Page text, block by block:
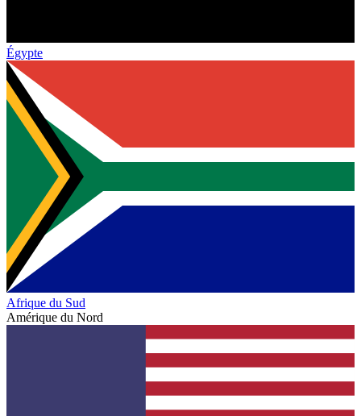
Égypte
Afrique du Sud
Amérique du Nord